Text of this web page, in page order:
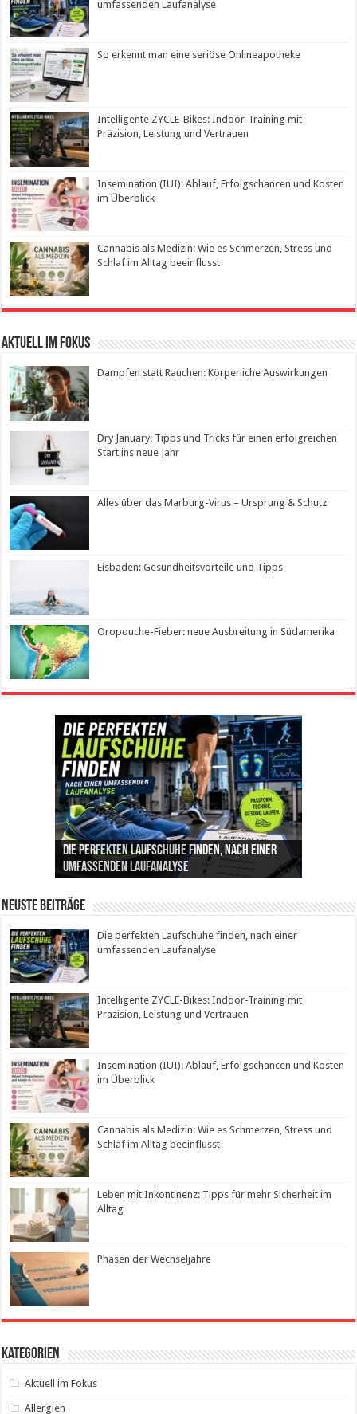
umfassenden Laufanalyse
So erkennt man eine seriöse Onlineapotheke
Intelligente ZYCLE-Bikes: Indoor-Training mit
Präzision, Leistung und Vertrauen
Insemination (IUI): Ablauf, Erfolgschancen und Kosten
im Überblick
Cannabis als Medizin: Wie es Schmerzen, Stress und
Schlaf im Alltag beeinflusst
Aktuell im Fokus
Dampfen statt Rauchen: Körperliche Auswirkungen
Dry January: Tipps und Tricks für einen erfolgreichen
Start ins neue Jahr
Alles über das Marburg-Virus – Ursprung & Schutz
Eisbaden: Gesundheitsvorteile und Tipps
Oropouche-Fieber: neue Ausbreitung in Südamerika
Die perfekten Laufschuhe finden, nach einer
umfassenden Laufanalyse
Intelligente ZYCLE-Bikes: Indoor-Training mit
Präzision, Leistung und Vertrauen
Insemination (IUI): Ablauf, Erfolgschancen und
Kosten im Überblick
Cannabis als Medizin: Wie es Schmerzen, Stress
und Schlaf im Alltag beeinflusst
Leben mit Inkontinenz: Tipps für mehr
Sicherheit im Alltag
Neuste Beiträge
Die perfekten Laufschuhe finden, nach einer
umfassenden Laufanalyse
Intelligente ZYCLE-Bikes: Indoor-Training mit
Präzision, Leistung und Vertrauen
Insemination (IUI): Ablauf, Erfolgschancen und Kosten
im Überblick
Cannabis als Medizin: Wie es Schmerzen, Stress und
Schlaf im Alltag beeinflusst
Leben mit Inkontinenz: Tipps für mehr Sicherheit im
Alltag
Phasen der Wechseljahre
Kategorien
Aktuell im Fokus
Allergien